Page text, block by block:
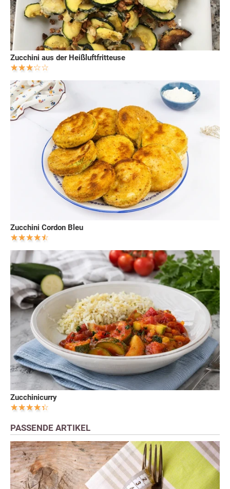
Zucchini aus der Heißluftfritteuse
Zucchini Cordon Bleu
Zucchinicurry
PASSENDE ARTIKEL